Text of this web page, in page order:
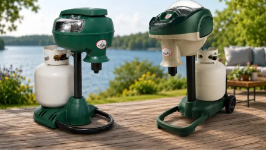
PROBLEMET
TIDLIG